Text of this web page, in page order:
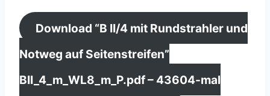
Download “B II/4 mit Rundstrahler und
Notweg auf Seitenstreifen”
BII_4_m_WL8_m_P.pdf – 43604-mal